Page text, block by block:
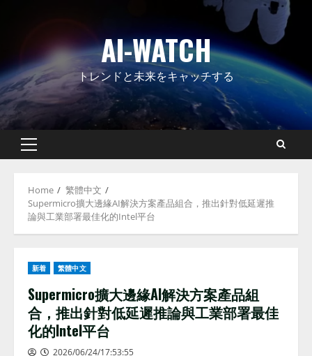
AI-WATCH
トレンドと未来をキャッチする
Primary
Home
繁體中文
Supermicro擴大邊緣AI解決方案產品組合，推出針對低延遲推
論與工業部署最佳化的Intel平台
新着 繁體中文
Supermicro擴大邊緣AI解決方案產品組
合，推出針對低延遲推論與工業部署最佳
化的Intel平台
2026/06/24/17:53:55